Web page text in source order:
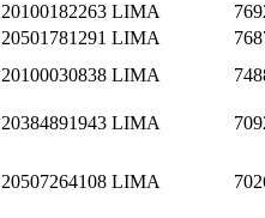
20100182263 LIMA
20501781291 LIMA
20100030838 LIMA
20384891943 LIMA
20507264108 LIMA